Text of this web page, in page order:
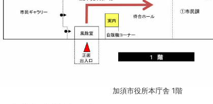
加須市役所本庁舎 1階